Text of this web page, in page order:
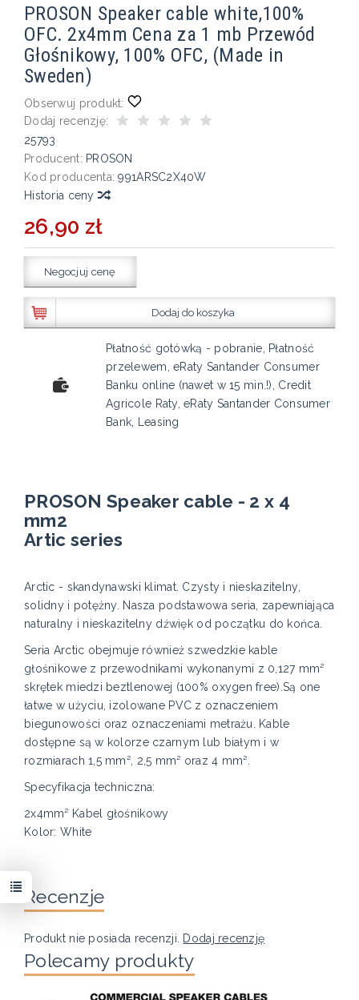
PROSON Speaker cable white,100%
OFC. 2x4mm Cena za 1 mb Przewód
Głośnikowy, 100% OFC, (Made in
Sweden)
Obserwuj produkt:
Dodaj recenzję:
25793
Producent: PROSON
Kod producenta: 991ARSC2X40W
Historia ceny
26,90 zł
Negocjuj cenę
Dodaj do koszyka
Płatność gotówką - pobranie, Płatność
przelewem, eRaty Santander Consumer
Banku online (nawet w 15 min.!), Credit
Agricole Raty, eRaty Santander Consumer
Bank, Leasing
PROSON Speaker cable - 2 x 4
mm2
Artic series
Arctic - skandynawski klimat. Czysty i nieskazitelny,
solidny i potężny. Nasza podstawowa seria, zapewniająca
naturalny i nieskazitelny dźwięk od początku do końca.
Seria Arctic obejmuje również szwedzkie kable
głośnikowe z przewodnikami wykonanymi z 0,127 mm²
skrętek miedzi beztlenowej (100% oxygen free).Są one
łatwe w użyciu, izolowane PVC z oznaczeniem
biegunowości oraz oznaczeniami metrażu. Kable
dostępne są w kolorze czarnym lub białym i w
rozmiarach 1,5 mm², 2,5 mm² oraz 4 mm².
Specyfikacja techniczna:
2x4mm² Kabel głośnikowy
Kolor: White
Recenzje
Produkt nie posiada recenzji. Dodaj recenzję
Polecamy produkty